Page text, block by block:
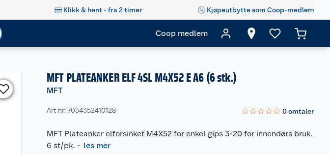
Klikk & hent - fra 2 timer Kjøpeutbytte som Coop-medlem
Coop medlem
MFT PLATEANKER ELF 4SL M4X52 E A6 (6 stk.)
MFT
Art nr: 7034352410128 ☆☆☆☆☆ 0omtaler
MFT Plateanker elforsinket M4X52 for enkel gips 3-20 for innendørs bruk.
6 st/pk. - les mer